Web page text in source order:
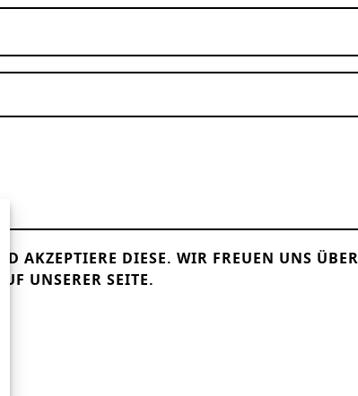
AKZEPTIERE DIESE. WIR FREUEN UNS
UNSERER SEITE.